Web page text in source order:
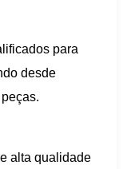
para
desde
alta qualidade